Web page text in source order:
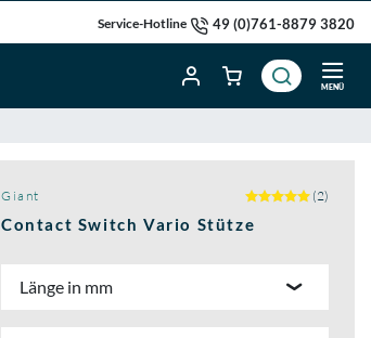
Service-Hotline 49 (0)761-8879 3820
MENÜ
Giant (2)
Contact Switch Vario Stütze
Länge in mm